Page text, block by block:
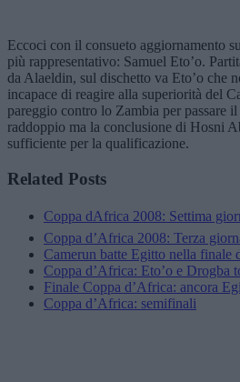
Eccoci con il consueto aggiornamento
più rappresentativo: Samuel Eto’o.
da Alaeldin, sul dischetto va Eto’o che
incapace di reagire alla superiorità del
pareggio contro lo Zambia per passare
raddoppio ma la conclusione di Hosni
sufficiente per la qualificazione.
Related Posts
Coppa dAfrica 2008: Settima
Coppa d’Africa 2008: Terza
Camerun batte Egitto nella finale
Coppa d’Africa: Eto’o e Drogba
Finale Coppa d’Africa: ancora
Coppa d’Africa: semifinali